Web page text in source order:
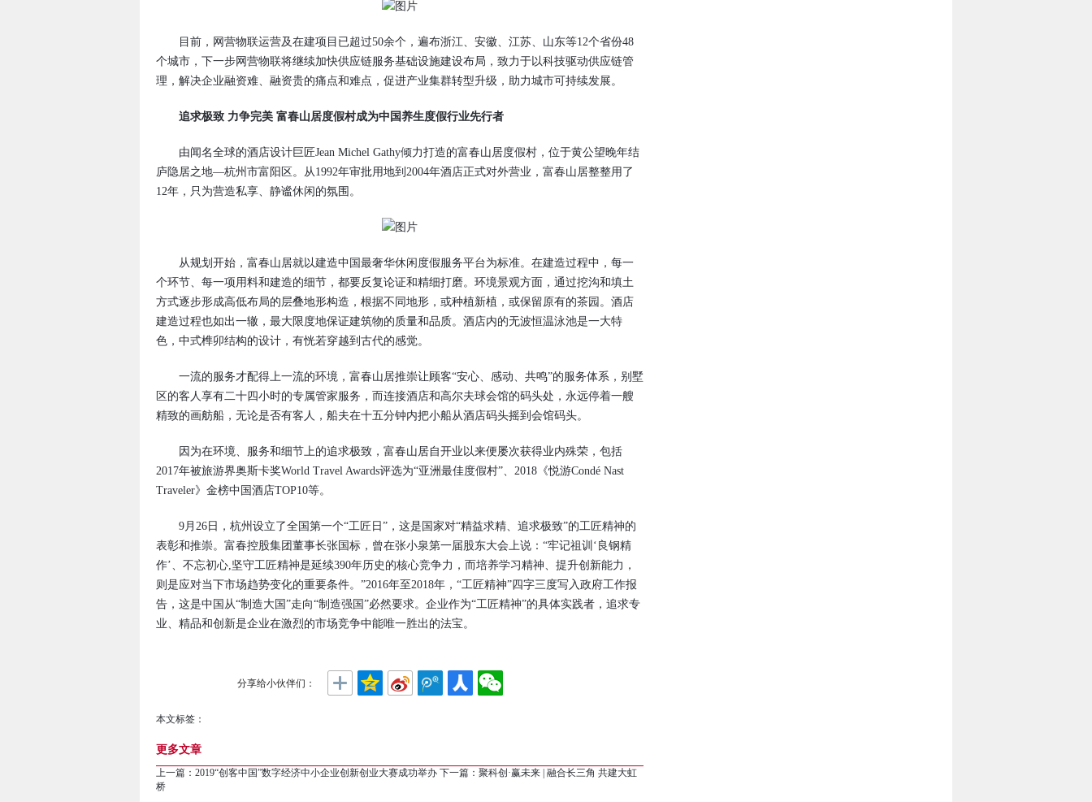
目前，网营物联运营及在建项目已超过50余个，遍布浙江、安徽、江苏、山东等12个省份48
个城市，下一步网营物联将继续加快供应链服务基础设施建设布局，致力于以科技驱动供应链管
理，解决企业融资难、融资贵的痛点和难点，促进产业集群转型升级，助力城市可持续发展。
追求极致 力争完美 富春山居度假村成为中国养生度假行业先行者
由闻名全球的酒店设计巨匠Jean Michel Gathy倾力打造的富春山居度假村，位于黄公望晚年结
庐隐居之地—杭州市富阳区。从1992年审批用地到2004年酒店正式对外营业，富春山居整整用了
12年，只为营造私享、静谧休闲的氛围。
从规划开始，富春山居就以建造中国最奢华休闲度假服务平台为标准。在建造过程中，每一
个环节、每一项用料和建造的细节，都要反复论证和精细打磨。环境景观方面，通过挖沟和填土
方式逐步形成高低布局的层叠地形构造，根据不同地形，或种植新植，或保留原有的茶园。酒店
建造过程也如出一辙，最大限度地保证建筑物的质量和品质。酒店内的无波恒温泳池是一大特
色，中式榫卯结构的设计，有恍若穿越到古代的感觉。
一流的服务才配得上一流的环境，富春山居推崇让顾客“安心、感动、共鸣”的服务体系，别墅
区的客人享有二十四小时的专属管家服务，而连接酒店和高尔夫球会馆的码头处，永远停着一艘
精致的画舫船，无论是否有客人，船夫在十五分钟内把小船从酒店码头摇到会馆码头。
因为在环境、服务和细节上的追求极致，富春山居自开业以来便屡次获得业内殊荣，包括
2017年被旅游界奥斯卡奖World Travel Awards评选为“亚洲最佳度假村”、2018《悦游Condé Nast
Traveler》金榜中国酒店TOP10等。
9月26日，杭州设立了全国第一个“工匠日”，这是国家对“精益求精、追求极致”的工匠精神的
表彰和推崇。富春控股集团董事长张国标，曾在张小泉第一届股东大会上说：“牢记祖训‘良钢精
作’、不忘初心,坚守工匠精神是延续390年历史的核心竞争力，而培养学习精神、提升创新能力，
则是应对当下市场趋势变化的重要条件。”2016年至2018年，“工匠精神”四字三度写入政府工作报
告，这是中国从“制造大国”走向“制造强国”必然要求。企业作为“工匠精神”的具体实践者，追求专
业、精品和创新是企业在激烈的市场竞争中能唯一胜出的法宝。
分享给小伙伴们：
本文标签：
更多文章
上一篇： 2019“创客中国”数字经济中小企业创新创业大赛成功举办 下一篇： ​聚科创·赢未来 | 融合长三角 共建大虹
桥